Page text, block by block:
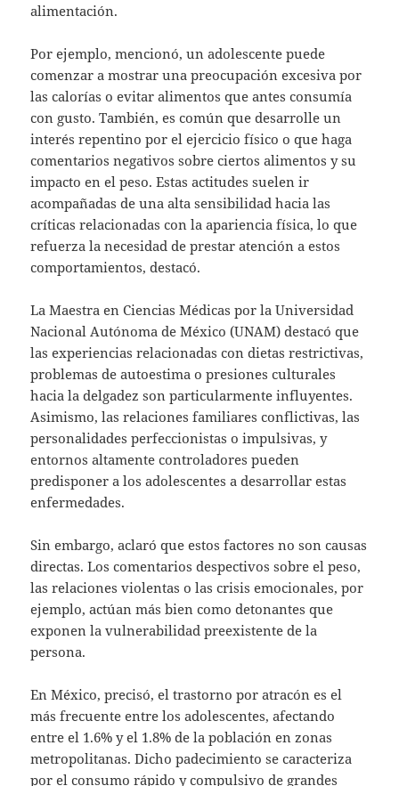
alimentación.
Por ejemplo, mencionó, un adolescente puede
comenzar a mostrar una preocupación excesiva por
las calorías o evitar alimentos que antes consumía
con gusto. También, es común que desarrolle un
interés repentino por el ejercicio físico o que haga
comentarios negativos sobre ciertos alimentos y su
impacto en el peso. Estas actitudes suelen ir
acompañadas de una alta sensibilidad hacia las
críticas relacionadas con la apariencia física, lo que
refuerza la necesidad de prestar atención a estos
comportamientos, destacó.
La Maestra en Ciencias Médicas por la Universidad
Nacional Autónoma de México (UNAM) destacó que
las experiencias relacionadas con dietas restrictivas,
problemas de autoestima o presiones culturales
hacia la delgadez son particularmente influyentes.
Asimismo, las relaciones familiares conflictivas, las
personalidades perfeccionistas o impulsivas, y
entornos altamente controladores pueden
predisponer a los adolescentes a desarrollar estas
enfermedades.
Sin embargo, aclaró que estos factores no son causas
directas. Los comentarios despectivos sobre el peso,
las relaciones violentas o las crisis emocionales, por
ejemplo, actúan más bien como detonantes que
exponen la vulnerabilidad preexistente de la
persona.
En México, precisó, el trastorno por atracón es el
más frecuente entre los adolescentes, afectando
entre el 1.6% y el 1.8% de la población en zonas
metropolitanas. Dicho padecimiento se caracteriza
por el consumo rápido y compulsivo de grandes